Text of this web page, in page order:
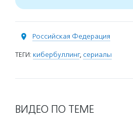
Российская Федерация
ТЕГИ: кибербуллинг, сериалы
ВИДЕО ПО ТЕМЕ